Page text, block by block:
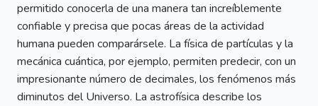
permitido conocerla de una manera tan increíblemente
confiable y precisa que pocas áreas de la actividad
humana pueden comparársele. La física de partículas y la
mecánica cuántica, por ejemplo, permiten predecir, con un
impresionante número de decimales, los fenómenos más
diminutos del Universo. La astrofísica describe los